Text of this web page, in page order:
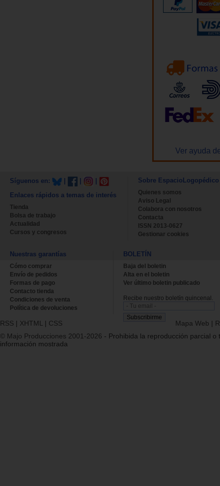
Ver ayuda
Síguenos en:
Enlaces rápidos a temas de interés
Tienda
Bolsa de trabajo
Actualidad
Cursos y congresos
Sobre EspacioLogopédico
Quienes somos
Aviso Legal
Colabora con nosotros
Contacta
ISSN 2013-0627
Gestionar cookies
Nuestras garantías
Cómo comprar
Envío de pedidos
Formas de pago
Contacto tienda
Condiciones de venta
Política de devoluciones
BOLETÍN
Baja del boletin
Alta en el boletin
Ver último boletin publicado
Recibe nuestro boletín quincenal.
RSS | XHTML | CSS Mapa Web |
© Majo Producciones 2001-2026 - Prohibida la reproducción parcial o
información mostrada